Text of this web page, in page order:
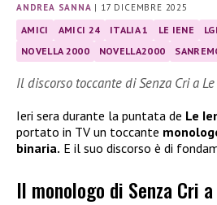
ANDREA SANNA | 17 DICEMBRE 2025
AMICI AMICI 24 ITALIA 1 LE IENE
NOVELLA 2000
NOVELLA2000
Il discorso toccante di Senza Cri a
Ieri sera durante la puntata de Le
portato in TV un toccante
binaria. E il suo discorso è di
Il monologo di Senza Cri